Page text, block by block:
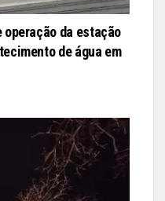
da estação
de água em